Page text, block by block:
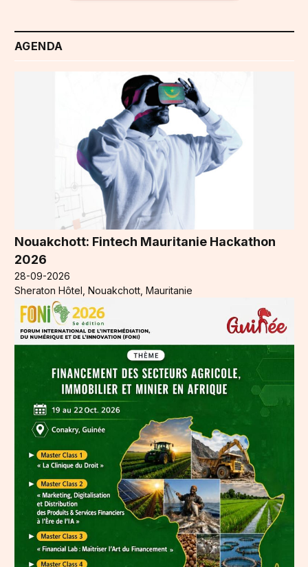
AGENDA
Nouakchott: Fintech Mauritanie Hackathon
2026
28-09-2026
Sheraton Hôtel, Nouakchott, Mauritanie